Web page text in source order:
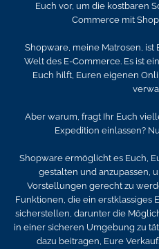
Euch vor, um die kostbaren
Commerce mit
Shopware, meine Matrosen,
Welt des E-Commerce. Es ist
Euch hilft, Euren eigenen
Aber warum, fragt Ihr Euch
Expedition einlassen?
Shopware ermöglicht es Euch,
gestalten und anzupassen,
Vorstellungen gerecht zu
Funktionen, die ein erstklassiges
sicherstellen, darunter die
in einer sicheren Umgebung zu
dazu beitragen, Eure